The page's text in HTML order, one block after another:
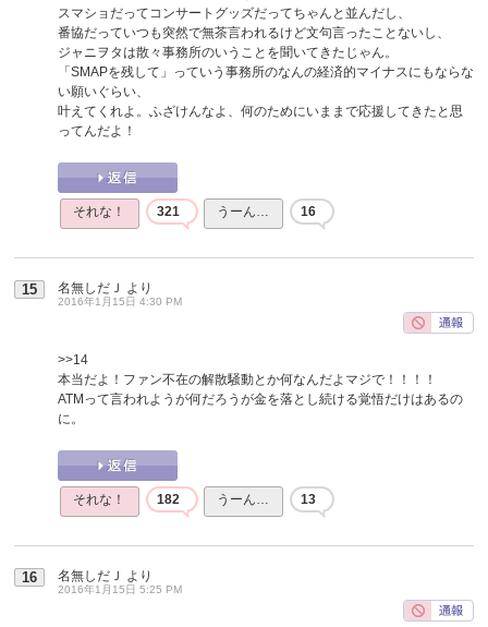
スマショだってコンサートグッズだってちゃんと並んだし、
番協だっていつも突然で無茶言われるけど文句言ったことないし、
ジャニヲタは散々事務所のいうことを聞いてきたじゃん。
「SMAPを残して」っていう事務所のなんの経済的マイナスにもならな
い願いぐらい、
叶えてくれよ。ふざけんなよ、何のためにいままで応援してきたと思
ってんだよ！
それな！ 321 うーん… 16
15 名無しだＪ より
2016年1月15日 4:30 PM
>>14
本当だよ！ファン不在の解散騒動とか何なんだよマジで！！！！
ATMって言われようが何だろうが金を落とし続ける覚悟だけはあるの
に。
それな！ 182 うーん… 13
16 名無しだＪ より
2016年1月15日 5:25 PM